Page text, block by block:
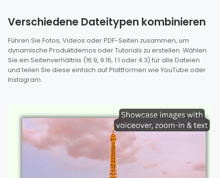
Verschiedene Dateitypen kombinieren
Führen Sie Fotos, Videos oder PDF-Seiten zusammen, um
dynamische Produktdemos oder Tutorials zu erstellen. Wählen
Sie ein Seitenverhältnis (16:9, 9:16, 1:1 oder 4:3) für alle Dateien
und teilen Sie diese einfach auf Plattformen wie YouTube oder
Instagram.